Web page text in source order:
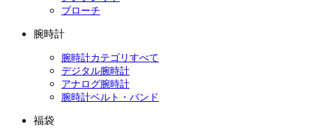
ブローチ
腕時計
腕時計カテゴリすべて
デジタル腕時計
アナログ腕時計
腕時計ベルト・バンド
福袋